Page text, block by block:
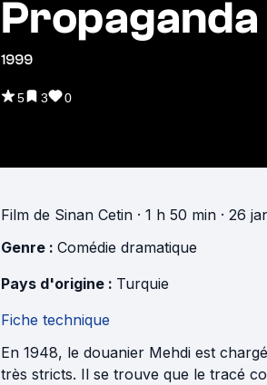
Propaganda
1999
5 3 0
Film de Sinan Cetin · 1 h 50 min · 26
Genre : Comédie dramatique
Pays d'origine : Turquie
Fiche technique
En 1948, le douanier Mehdi est
très stricts. Il se trouve que le tracé